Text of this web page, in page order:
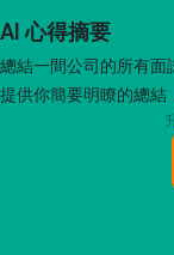
AI 心得摘要
總結一間公司的所有面
提供你簡要明瞭的總結